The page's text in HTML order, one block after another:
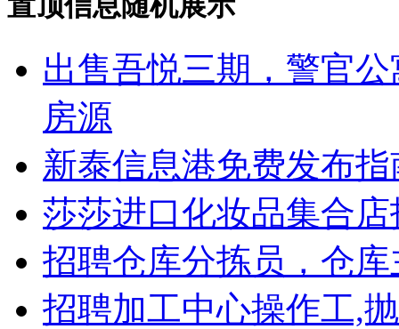
出售吾悦三期，警官
房源
新泰信息港免费发布指
莎莎进口化妆品集合
招聘仓库分拣员，仓
招聘加工中心操作工,